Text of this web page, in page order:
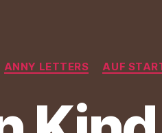
Kategorien
ANNY LETTERS AUF